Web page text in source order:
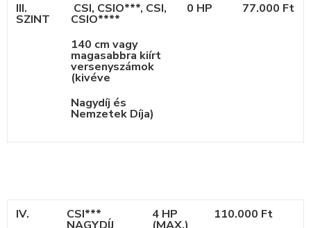
III.
SZINT
CSI, CSIO***, CSI,
CSIO****
140 cm vagy
magasabbra kiírt
versenyszámok
(kivéve
Nagydíj és
Nemzetek Díja)
0 HP 77.000 Ft
IV.
CSI*** 4 HP 110.000 Ft